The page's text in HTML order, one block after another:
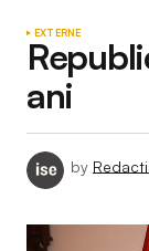
EXTERNE
ani
by